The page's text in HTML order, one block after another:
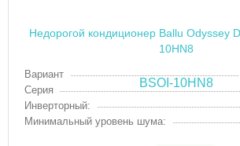
Недорогой кондиционер Ballu Odyssey
10HN8
Вариант
Серия
Инверторный:
Минимальный уровень шума: